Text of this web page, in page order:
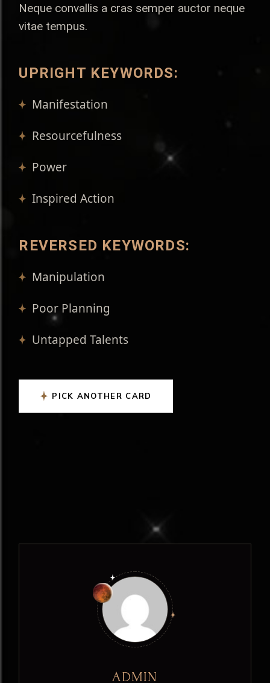
Neque convallis a cras semper auctor neque
vitae tempus.
UPRIGHT KEYWORDS:
Manifestation
Resourcefulness
Power
Inspired Action
REVERSED KEYWORDS:
Manipulation
Poor Planning
Untapped Talents
PICK ANOTHER CARD
ADMIN